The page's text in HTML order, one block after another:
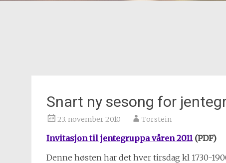
Snart ny sesong for
23. november 2010 Torstein
Invitasjon til jentegruppa våren 2011(PDF)
Denne høsten har det hver tirsdag kl 1730-